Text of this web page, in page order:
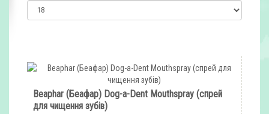
Beaphar (Беафар) Dog-a-Dent Mouthspray (спрей
для чищення зубів)